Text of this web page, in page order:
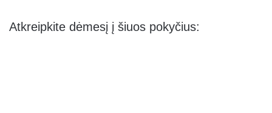
Atkreipkite dėmesį į šiuos pokyčius: